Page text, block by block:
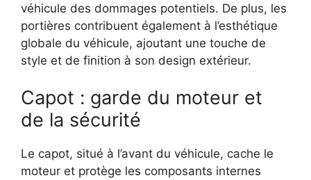
véhicule des dommages potentiels. De plus, les
portières contribuent également à l’esthétique
globale du véhicule, ajoutant une touche de
style et de finition à son design extérieur.
Capot : garde du moteur et
de la sécurité
Le capot, situé à l’avant du véhicule, cache le
moteur et protège les composants internes